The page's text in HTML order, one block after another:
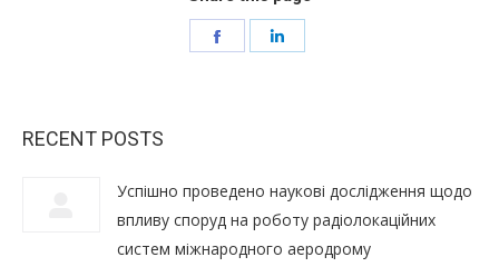
RECENT POSTS
Успішно проведено наукові дослідження щодо
впливу споруд на роботу радіолокаційних
систем міжнародного аеродрому